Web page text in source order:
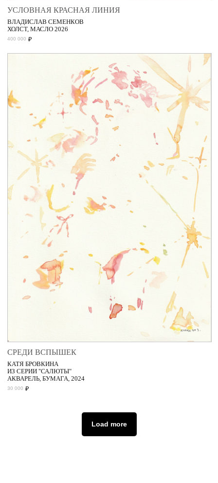
УСЛОВНАЯ КРАСНАЯ ЛИНИЯ
ВЛАДИСЛАВ СЕМЕНКОВ
ХОЛСТ, МАСЛО 2026
400 000 ₽
СРЕДИ ВСПЫШЕК
КАТЯ БРОВКИНА
ИЗ СЕРИИ "САЛЮТЫ"
АКВАРЕЛЬ, БУМАГА, 2024
30 000 ₽
Load more